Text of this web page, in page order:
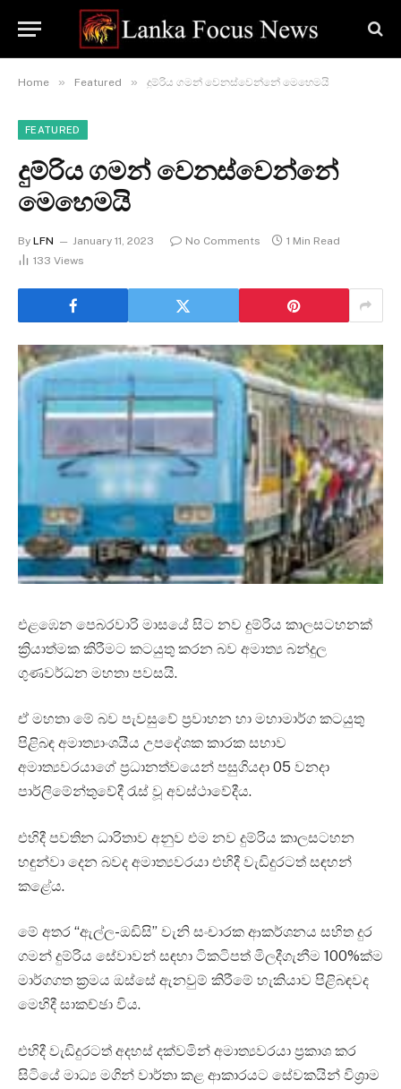
Home » Featured » දුම්රිය ගමන් වෙනස්වෙන්නේ මෙහෙමයි
FEATURED
දුම්රිය ගමන් වෙනස්වෙන්නේ
මෙහෙමයි
By LFN January 11, 2023 No Comments
1 Min Read
133 Views
එළඹෙන පෙබරවාරි මාසයේ සිට නව දුම්රිය කාලසටහනක්
ක්‍රියාත්මක කිරීමට කටයුතු කරන බව අමාත්‍ය බන්දුල
ගුණවර්ධන මහතා පවසයි.
ඒ මහතා මේ බව පැවසුවේ ප්‍රවාහන හා මහාමාර්ග කටයුතු
පිළිබඳ අමාත්‍යාංශයීය උපදේශක කාරක සභාව
අමාත්‍යවරයාගේ ප්‍රධානත්වයෙන් පසුගියදා 05 වනදා
පාර්ලිමේන්තුවේදී රැස් වූ අවස්ථාවේදීය.
එහිදී පවතින ධාරිතාව අනුව එම නව දුම්රිය කාලසටහන
හඳුන්වා දෙන බවද අමාත්‍යවරයා එහිදී වැඩිදුරටත් සඳහන්
කළේය.
මේ අතර “ඇල්ල-ඔඩිසි” වැනි සංචාරක ආකර්ශනය සහිත දුර
ගමන් දුම්රිය සේවාවන් සඳහා ටිකටිපත් මිලදීගැනීම 100%ක්ම
මාර්ගගත ක්‍රමය ඔස්සේ ඇනවුම් කිරීමේ හැකියාව පිළිබඳවද
මෙහිදී සාකච්ඡා විය.
එහිදී වැඩිදුරටත් අදහස් දක්වමින් අමාත්‍යවරයා ප්‍රකාශ කර
සිටියේ මාධ්‍ය මගින් වාර්තා කළ ආකාරයට සේවකයින් විශ්‍රාම